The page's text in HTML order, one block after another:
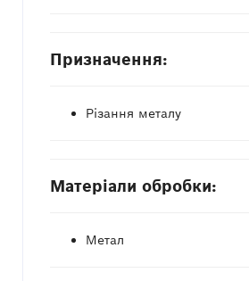
Призначення:
Різання металу
Матеріали обробки:
Метал